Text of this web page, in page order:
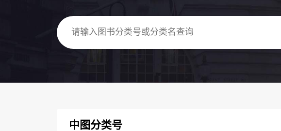
中图分类号